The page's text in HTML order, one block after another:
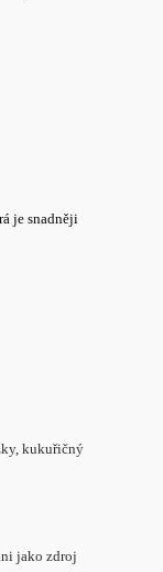
je snadněji
kukuřičný
jako zdroj